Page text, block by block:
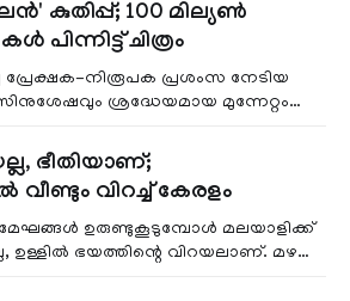
കുതിപ്പ്; 100 മില്യൺ
പിന്നിട്ട് ചിത്രം
പ്രേക്ഷക-നിരൂപക പ്രശംസ നേടിയ
ശ്രദ്ധേയമായ മുന്നേറ്റം
ഭീതിയാണ്;
വീണ്ടും വിറച്ച് കേരളം
ഉരുണ്ടുകൂടുമ്പോൾ മലയാളിക്ക്
ഉള്ളിൽ ഭയത്തിന്റെ വിറയലാണ്. മഴ